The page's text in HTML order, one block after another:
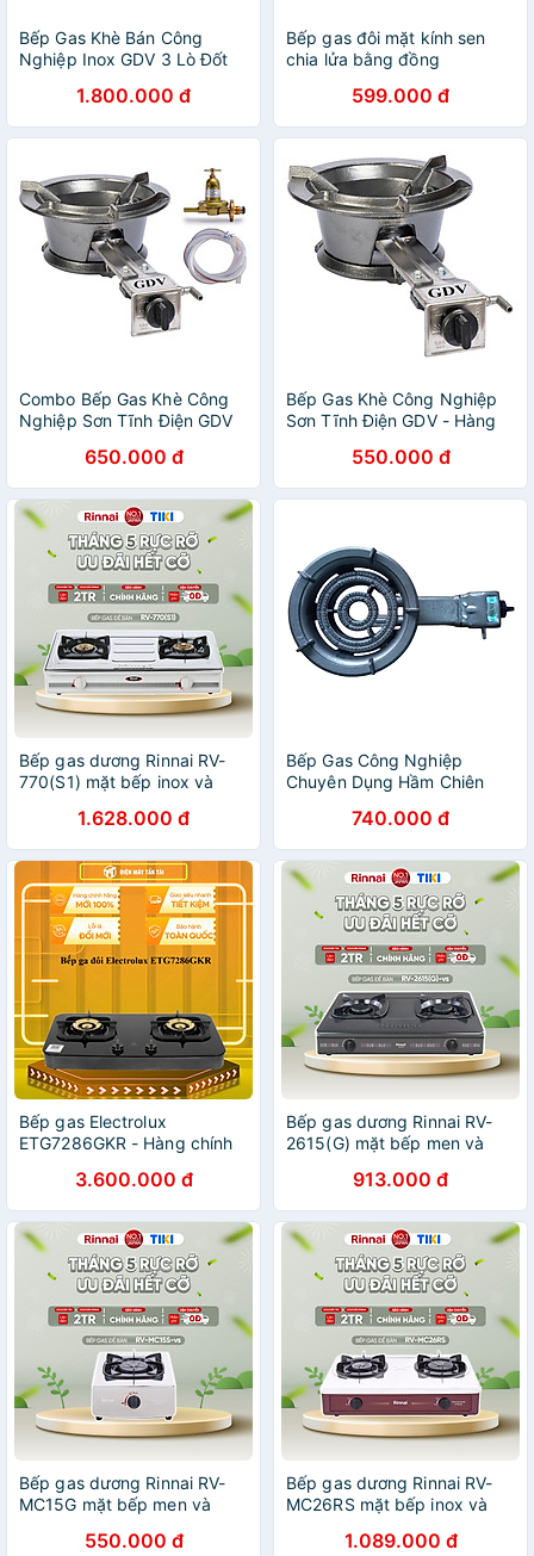
Bếp Gas Khè Bán Công
Nghiệp Inox GDV 3 Lò Đốt
Hàng Chính Hãng
1.800.000 đ
Bếp gas đôi mặt kính sen
chia lửa bằng đồng
chính hãng599.000 đ
Combo Bếp Gas Khè Công
Nghiệp Sơn Tĩnh Điện GDV
650.000 đ
Bếp Gas Khè Công Nghiệp
Sơn Tĩnh Điện GDV - Hàng
550.000 đ
Bếp gas dương Rinnai RV-
770(S1) mặt bếp inox và
1.628.000 đ
Bếp Gas Công Nghiệp
Chuyên Dụng Hầm Chiên
Tĩnh Điện Loại To 5 Chân -
Hàng Chính Hãng
740.000 đ
Bếp gas Electrolux
ETG7286GKR - Hàng chính
3.600.000 đ
Bếp gas dương Rinnai RV-
2615(G) mặt bếp men và
913.000 đ
Bếp gas dương Rinnai RV-
MC15G mặt bếp men và
550.000 đ
Bếp gas dương Rinnai RV-
MC26RS mặt bếp inox và
1.089.000 đ